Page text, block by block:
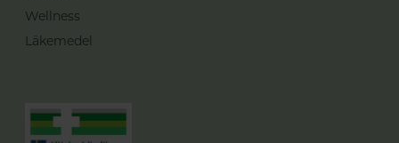
Wellness
Läkemedel